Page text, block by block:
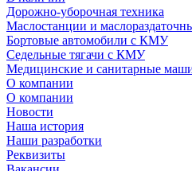
Дорожно-уборочная техника
Маслостанции и
Бортовые автомобили с КМУ
Седельные тягачи с КМУ
Медицинские и санитарные
О компании
О компании
Новости
Наша история
Наши разработки
Реквизиты